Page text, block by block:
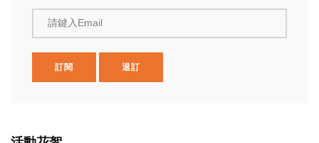
請鍵入Email
訂閱 退訂